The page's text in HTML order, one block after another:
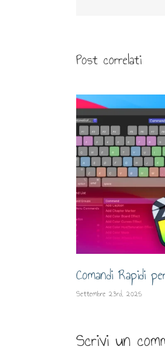
Post correlati
Comandi Rapidi
Settembre 23rd, 2025
Scrivi un